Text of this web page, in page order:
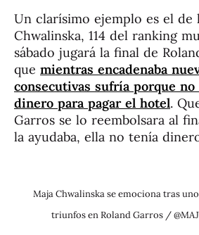
Un clarísimo ejemplo es el de
Chwalinska, 114 del ranking
sábado jugará la final de
que mientras encadenaba
consecutivas sufría porque
dinero para pagar el hotel.
Garros se lo reembolsara al
la ayudaba, ella no tenía
Maja Chwalinska se emociona tras
triunfos en Roland Garros /